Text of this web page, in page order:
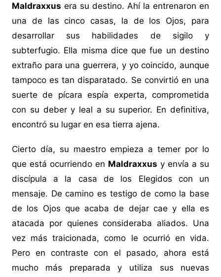
Maldraxxus era su destino. Ahí la entrenaron en
una de las cinco casas, la de los Ojos, para
desarrollar sus habilidades de sigilo y
subterfugio. Ella misma dice que fue un destino
extraño para una guerrera, y yo coincido, aunque
tampoco es tan disparatado. Se convirtió en una
suerte de pícara espía experta, comprometida
con su deber y leal a su superior. En definitiva,
encontró su lugar en esa tierra ajena.
Cierto día, su maestro empieza a temer por lo
que está ocurriendo en Maldraxxus y envía a su
discípula a la casa de los Elegidos con un
mensaje. De camino es testigo de como la base
de los Ojos que acaba de dejar cae y ella es
atacada por quienes consideraba aliados. Una
vez más traicionada, como le ocurrió en vida.
Pero en contraste con el pasado, ahora está
mucho más preparada y utiliza sus nuevas